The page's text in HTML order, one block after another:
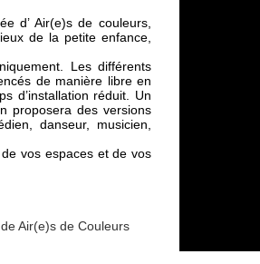
d’ Air(e)s de couleurs,
de la petite enfance,
Les différents
de manière libre en
d’installation réduit. Un
proposera des versions
danseur, musicien,
vos espaces et de vos
Air(e)s de Couleurs